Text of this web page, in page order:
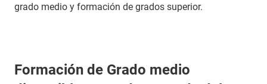
grado medio y formación de grados superior.
Formación de Grado medio